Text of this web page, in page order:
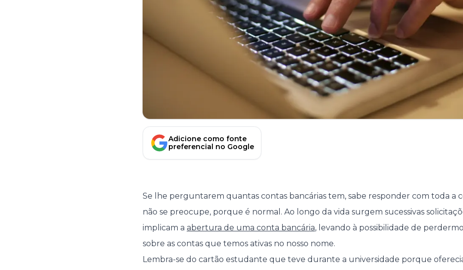
Adicione como fonte
preferencial no Google
Se lhe perguntarem quantas contas bancárias tem, sabe responder com toda a
não se preocupe, porque é normal. Ao longo da vida surgem sucessivas
implicam a abertura de uma conta bancária, levando à possibilidade de
sobre as contas que temos ativas no nosso nome.
Lembra-se do cartão estudante que teve durante a universidade porque